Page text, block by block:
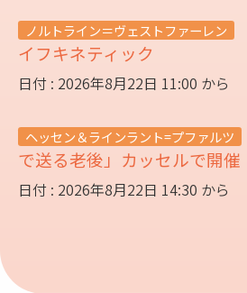
ノルトライン＝ヴェストファーレン
イフキネティック
日付 : 2026年8月22日 11:00 から
ヘッセン＆ラインラント=プファルツ
で送る老後」カッセルで開催
日付 : 2026年8月22日 14:30 から